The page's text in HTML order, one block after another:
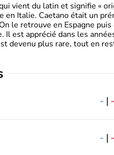
vient du latin et signifie «
en Italie. Caetano était un
le retrouve en Espagne
Il est apprécié dans les
devenu plus rare, tout en
- | -
- | -